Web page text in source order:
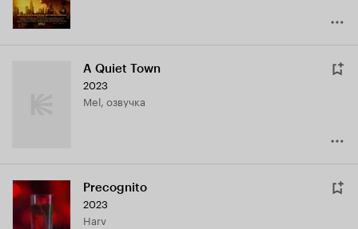
A Quiet Town
2023
Mel, озвучка
Precognito
2023
Harv